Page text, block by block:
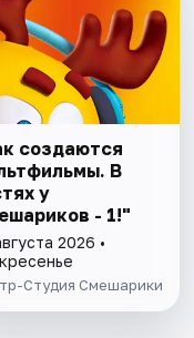
создаются
В
у
- 1!"
2026 •
Студия Смешарики